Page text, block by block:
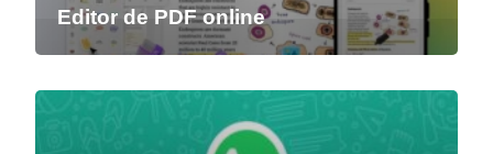
Editor de PDF online